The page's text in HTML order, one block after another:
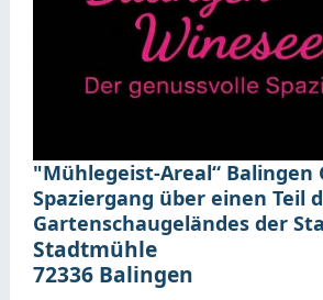
"Mühlegeist-Areal“ Balingen
Spaziergang über einen Teil
Gartenschaugeländes der
Stadtmühle
72336 Balingen